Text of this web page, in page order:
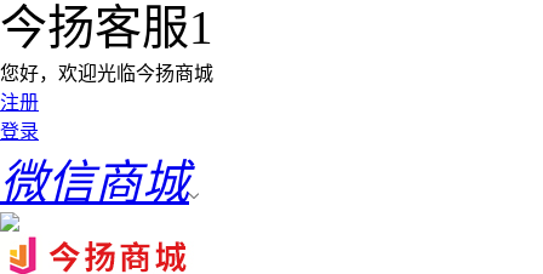
今扬客服1
您好，欢迎光临今扬商城
注册
登录
微信商城